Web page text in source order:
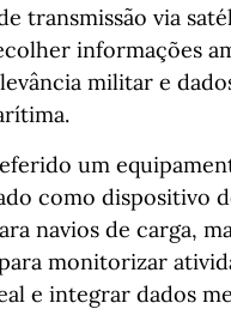
transmissão via
informações
militar e
um
como dispositivo
navios de carga,
monitorizar
e integrar dados